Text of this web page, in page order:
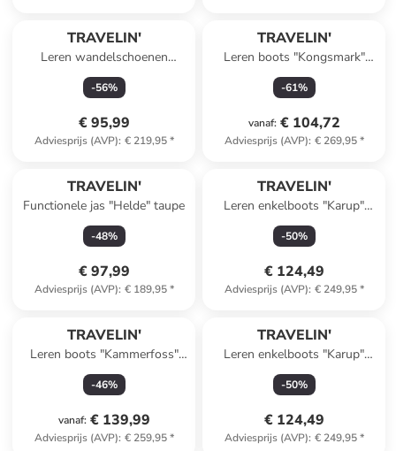
TRAVELIN'
Leren wandelschoenen
"Stege" lichtbruin
-56%
€ 95,99
Adviesprijs (AVP): € 219,95*
TRAVELIN'
Leren boots "Kongsmark"
lichtbruin
-61%
vanaf: € 104,72
Adviesprijs (AVP): € 269,95*
TRAVELIN'
Functionele jas "Helde" taupe
-48%
€ 97,99
Adviesprijs (AVP): € 189,95*
TRAVELIN'
Leren enkelboots "Karup"
zwart
-50%
€ 124,49
Adviesprijs (AVP): € 249,95*
TRAVELIN'
Leren boots "Kammerfoss"
lichtbruin
-46%
vanaf: € 139,99
Adviesprijs (AVP): € 259,95*
TRAVELIN'
Leren enkelboots "Karup"
lichtbruin
-50%
€ 124,49
Adviesprijs (AVP): € 249,95*